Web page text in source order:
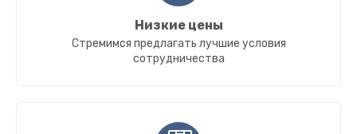
Низкие цены
Стремимся предлагать лучшие условия
сотрудничества